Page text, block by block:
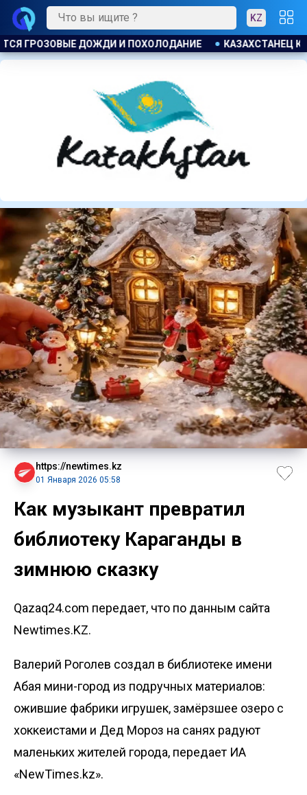
KZ
КУПИЛ ЗЕМЕЛЬНЫЙ УЧАСТОК И ОБНАРУЖИЛ НА
https://newtimes.kz
01 Января 2026 05:58
Как музыкант превратил
библиотеку Караганды в
зимнюю сказку
Qazaq24.com передает, что по данным сайта
Newtimes.KZ.
Валерий Роголев создал в библиотеке имени
Абая мини-город из подручных материалов:
ожившие фабрики игрушек, замёрзшее озеро с
хоккеистами и Дед Мороз на санях радуют
маленьких жителей города, передает ИА
«NewTimes.kz».